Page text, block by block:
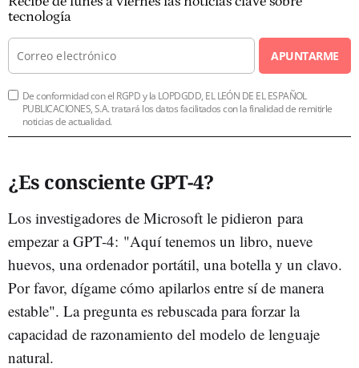
tecnología
APUNTARME
De conformidad con el RGPD y la LOPDGDD, EL LEÓN DE EL ESPAÑOL
PUBLICACIONES, S.A. tratará los datos facilitados con la finalidad de remitirle
noticias de actualidad.
¿Es consciente GPT-4?
Los investigadores de Microsoft le pidieron para
empezar a GPT-4: "Aquí tenemos un libro, nueve
huevos, una ordenador portátil, una botella y un clavo.
Por favor, dígame cómo apilarlos entre sí de manera
estable". La pregunta es rebuscada para forzar la
capacidad de razonamiento del modelo de lenguaje
natural.